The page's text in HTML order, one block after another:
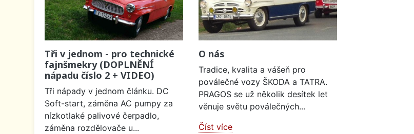
Tři v jednom - pro technické
fajnšmekry (DOPLNĚNÍ
nápadu číslo 2 + VIDEO)
Tři nápady v jednom článku. DC
Soft-start, záměna AC pumpy za
nízkotlaké palivové čerpadlo,
záměna rozdělovače u...
O nás
Tradice, kvalita a vášeň pro
poválečné vozy ŠKODA a TATRA.
PRAGOS se už několik desítek let
věnuje světu poválečných...
Číst více